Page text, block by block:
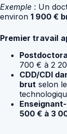
Exemple : Un
environ 1 900 €
Premier travail
700 € à 2
CDD/CDI
brut selon
500 € à 3